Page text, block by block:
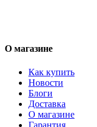
О магазине
Как купить
Новости
Блоги
Доставка
О магазине
Гарантия